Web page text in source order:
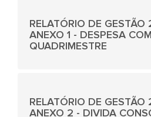
RELATÓRIO DE
ANEXO 1 - DESPESA
QUADRIMESTRE
RELATÓRIO DE
ANEXO 2 - DIVIDA